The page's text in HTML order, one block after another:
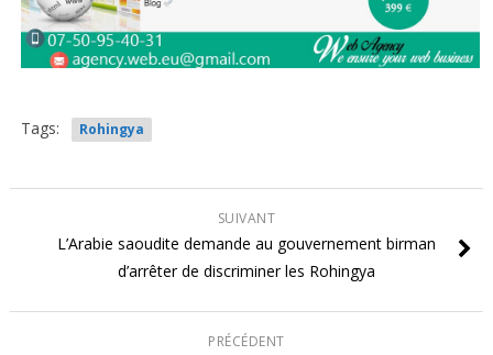
Tags: Rohingya
SUIVANT
L’Arabie saoudite demande au gouvernement birman
d’arrêter de discriminer les Rohingya
PRÉCÉDENT